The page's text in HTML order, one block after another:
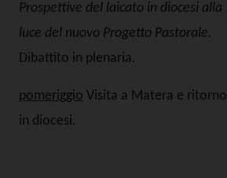
Prospettive del laicato in diocesi alla
luce del nuovo Progetto Pastorale.
Dibattito in plenaria.
pomeriggio Visita a Matera e ritorno
in diocesi.